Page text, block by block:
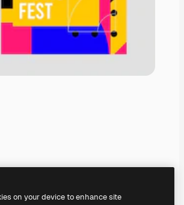
on your device to enhance site